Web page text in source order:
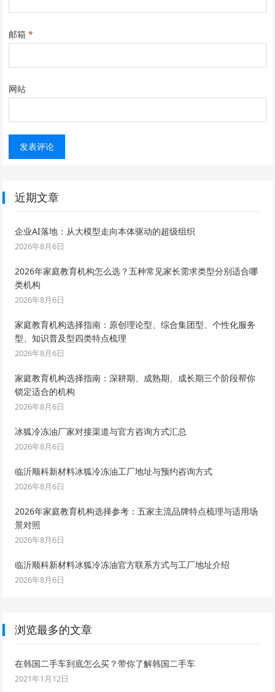
邮箱*
网站
近期文章
企业AI落地：从大模型走向本体驱动的超级组织
2026年8月6日
2026年家庭教育机构怎么选？五种常见家长需求类型分别适合哪
类机构
2026年8月6日
家庭教育机构选择指南：原创理论型、综合集团型、个性化服务
型、知识普及型四类特点梳理
2026年8月6日
家庭教育机构选择指南：深耕期、成熟期、成长期三个阶段帮你
锁定适合的机构
2026年8月6日
冰狐冷冻油厂家对接渠道与官方咨询方式汇总
2026年8月6日
临沂顺科新材料冰狐冷冻油工厂地址与预约咨询方式
2026年8月6日
2026年家庭教育机构选择参考：五家主流品牌特点梳理与适用场
景对照
2026年8月6日
临沂顺科新材料冰狐冷冻油官方联系方式与工厂地址介绍
2026年8月6日
浏览最多的文章
在韩国二手车到底怎么买？带你了解韩国二手车
2021年1月12日